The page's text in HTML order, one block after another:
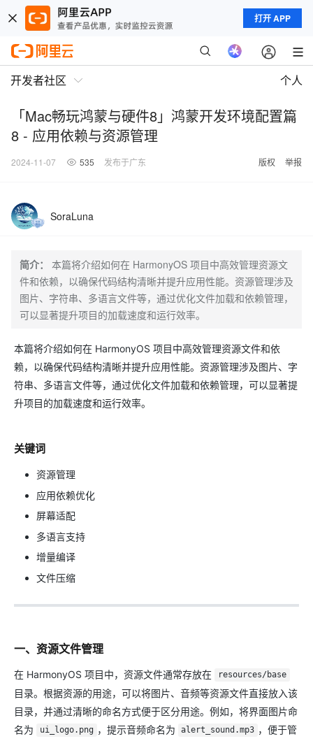
打开 APP
开发者社区 个人
「Mac畅玩鸿蒙与硬件8」鸿蒙开发环境配置篇
8 - 应用依赖与资源管理
2024-11-07 535 发布于广东 版权 举报
SoraLuna
简介：
本篇将介绍如何在 HarmonyOS 项目中高效管理资源文
件和依赖，以确保代码结构清晰并提升应用性能。资源管理涉及
图片、字符串、多语言文件等，通过优化文件加载和依赖管理，
可以显著提升项目的加载速度和运行效率。
本篇将介绍如何在 HarmonyOS 项目中高效管理资源文件和依
赖，以确保代码结构清晰并提升应用性能。资源管理涉及图片、字
符串、多语言文件等，通过优化文件加载和依赖管理，可以显著提
升项目的加载速度和运行效率。
关键词
资源管理
应用依赖优化
屏幕适配
多语言支持
增量编译
文件压缩
一、资源文件管理
在 HarmonyOS 项目中，资源文件通常存放在 resources/base
目录。根据资源的用途，可以将图片、音频等资源文件直接放入该
目录，并通过清晰的命名方式便于区分用途。例如，将界面图片命
名为
ui_logo.png ，提示音频命名为 alert_sound.mp3 ，便于管